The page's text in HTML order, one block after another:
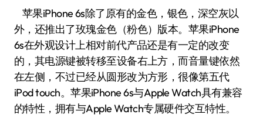
苹果iPhone 6s除了原有的金色，银色，深空灰以
外，还推出了玫瑰金色（粉色）版本。苹果iPhone
6s在外观设计上相对前代产品还是有一定的改变
的，其电源键被转移至设备右上方，而音量键依然
在左侧，不过已经从圆形改为方形，很像第五代
iPod touch。苹果iPhone 6s与Apple Watch具有兼容
的特性，拥有与Apple Watch专属硬件交互特性。